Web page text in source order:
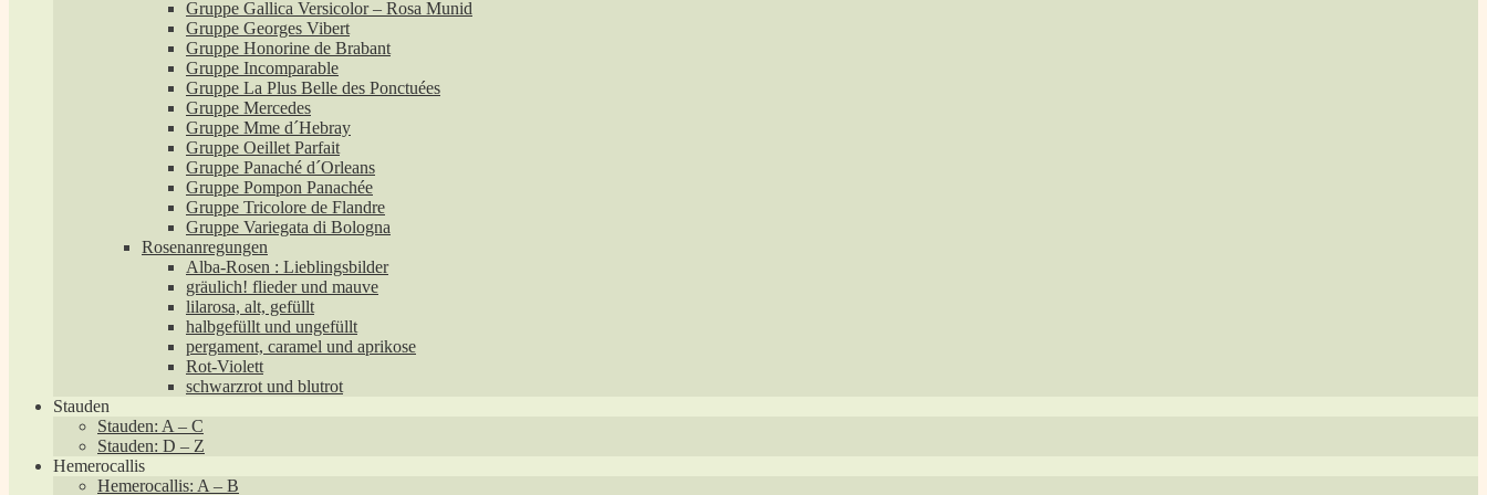
Gruppe Gallica Versicolor – Rosa Munid
Gruppe Georges Vibert
Gruppe Honorine de Brabant
Gruppe Incomparable
Gruppe La Plus Belle des Ponctuées
Gruppe Mercedes
Gruppe Mme d´Hebray
Gruppe Oeillet Parfait
Gruppe Panaché d´Orleans
Gruppe Pompon Panachée
Gruppe Tricolore de Flandre
Gruppe Variegata di Bologna
Rosenanregungen
Alba-Rosen : Lieblingsbilder
gräulich! flieder und mauve
lilarosa, alt, gefüllt
halbgefüllt und ungefüllt
pergament, caramel und aprikose
Rot-Violett
schwarzrot und blutrot
Stauden
Stauden: A – C
Stauden: D – Z
Hemerocallis
Hemerocallis: A – B